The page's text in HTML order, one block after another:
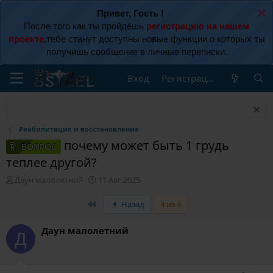
Привет, Гость !
После того как ты пройдёшь регистрацию на нашем
проекте,тебе станут доступны новые функции о которых ты
получишь сообщение в личные переписки.
Вход Регистрация
Реабилитация и восстановление
ВОПРОС
почему может быть 1 грудь
теплее другой?
А
р
е
м
Даун малолетний
а
11 Авг 2025
Назад 3 из 3
Д Даун малолетний